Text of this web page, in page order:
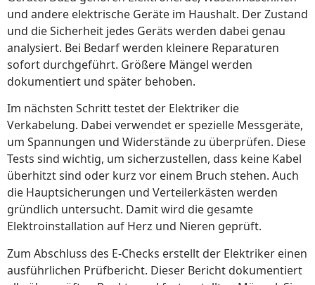
und andere elektrische Geräte im Haushalt. Der Zustand
und die Sicherheit jedes Geräts werden dabei genau
analysiert. Bei Bedarf werden kleinere Reparaturen
sofort durchgeführt. Größere Mängel werden
dokumentiert und später behoben.
Im nächsten Schritt testet der Elektriker die
Verkabelung. Dabei verwendet er spezielle Messgeräte,
um Spannungen und Widerstände zu überprüfen. Diese
Tests sind wichtig, um sicherzustellen, dass keine Kabel
überhitzt sind oder kurz vor einem Bruch stehen. Auch
die Hauptsicherungen und Verteilerkästen werden
gründlich untersucht. Damit wird die gesamte
Elektroinstallation auf Herz und Nieren geprüft.
Zum Abschluss des E-Checks erstellt der Elektriker einen
ausführlichen Prüfbericht. Dieser Bericht dokumentiert